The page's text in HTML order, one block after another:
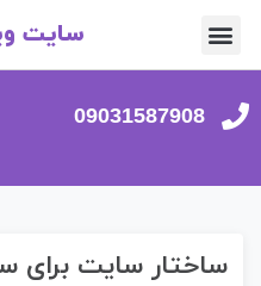
سایت
09031587908
ساختار سایت برای سئو